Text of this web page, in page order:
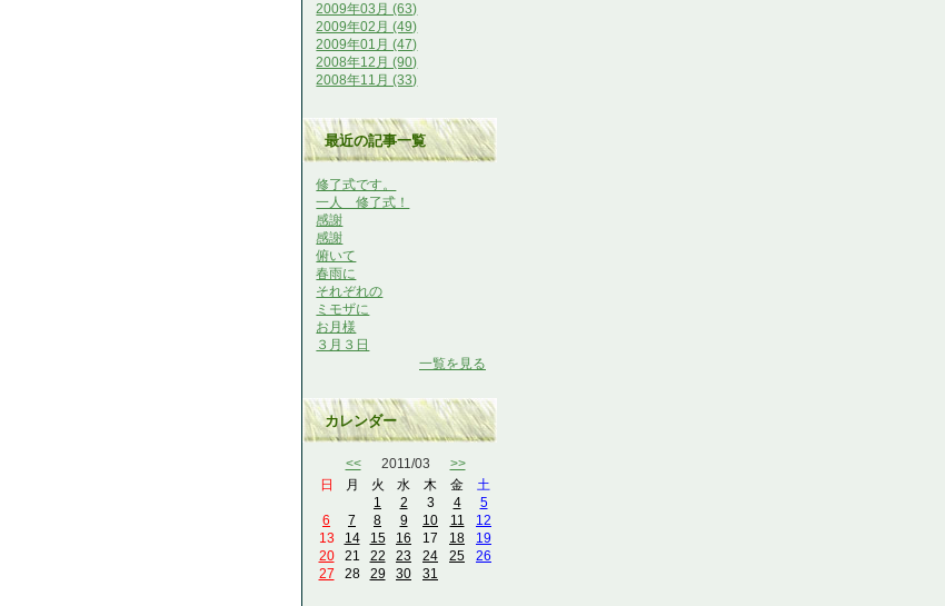
2009年03月 (63)
2009年02月 (49)
2009年01月 (47)
2008年12月 (90)
2008年11月 (33)
最近の記事一覧
修了式です。
一人 修了式！
感謝
感謝
俯いて
春雨に
それぞれの
ミモザに
お月様
３月３日
一覧を見る
カレンダー
<<2011/03 >>
日
月 火 水 木 金
土
1
2 3 4
5
6
7 8 9 10 11
12
13
14 15 16 17 18
19
20
21 22 23 24 25
26
27
28 29 30 31